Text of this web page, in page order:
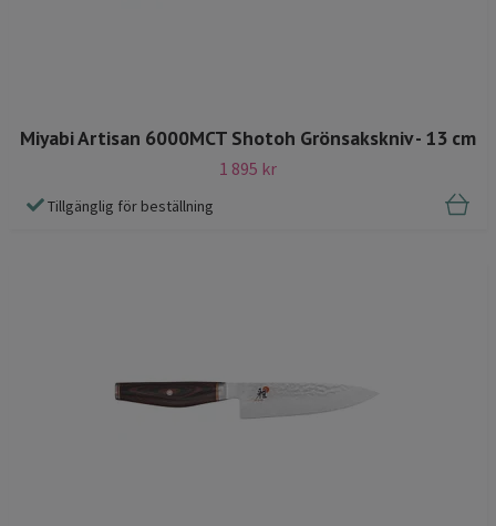
Miyabi Artisan 6000MCT Shotoh Grönsakskniv - 13 cm
1 895 kr
Tillgänglig för beställning